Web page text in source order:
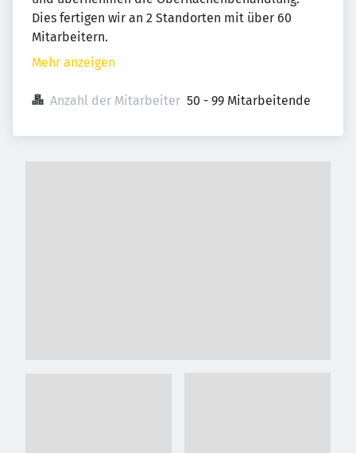
Dies fertigen wir an 2 Standorten mit über 60
Mitarbeitern.
Mehr anzeigen
Anzahl der Mitarbeiter 50 - 99 Mitarbeitende